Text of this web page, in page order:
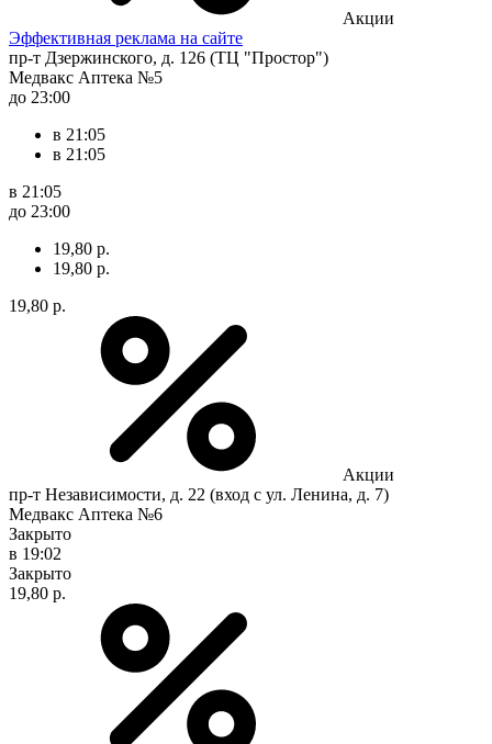
Акции
Эффективная реклама на сайте
пр-т Дзержинского, д. 126 (ТЦ "Простор")
Медвакс Аптека №5
до 23:00
в 21:05
в 21:05
в 21:05
до 23:00
19,80 р.
19,80 р.
19,80 р.
Акции
пр-т Независимости, д. 22 (вход с ул. Ленина, д. 7)
Медвакс Аптека №6
Закрыто
в 19:02
Закрыто
19,80 р.